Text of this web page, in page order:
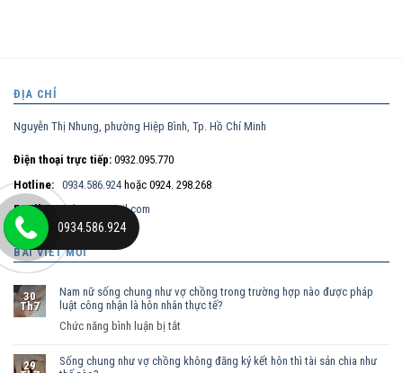
ĐỊA CHỈ
Nguyễn Thị Nhung, phường Hiệp Bình, Tp. Hồ Chí Minh
Điện thoại trực tiếp: 0932.095.770
Hotline: 0934.586.924 hoặc 0924. 298.268
Email: maitt.lssg@gmail.com
BÀI VIẾT MỚI
30
Th7
Nam nữ sống chung như vợ chồng trong trường hợp nào được pháp
luật công nhận là hôn nhân thực tế?
Chức năng bình luận bị tắt
nữ
29
Sống chung như vợ chồng không đăng ký kết hôn thì tài sản chia như
0934.586.924